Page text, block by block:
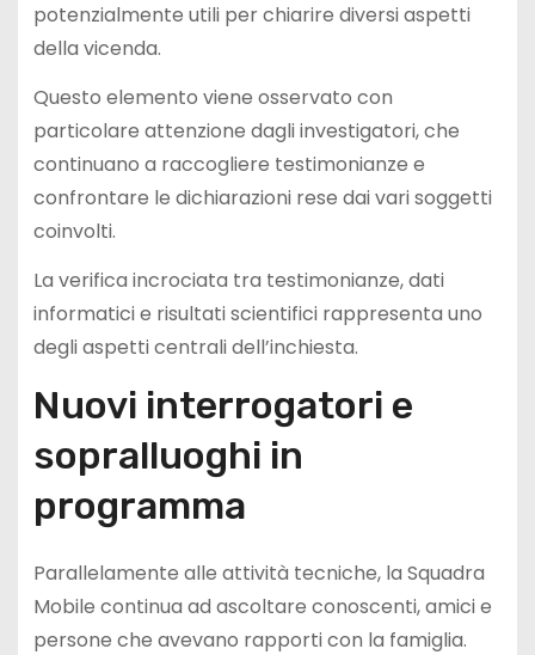
potenzialmente utili per chiarire diversi aspetti
della vicenda.
Questo elemento viene osservato con
particolare attenzione dagli investigatori, che
continuano a raccogliere testimonianze e
confrontare le dichiarazioni rese dai vari soggetti
coinvolti.
La verifica incrociata tra testimonianze, dati
informatici e risultati scientifici rappresenta uno
degli aspetti centrali dell’inchiesta.
Nuovi interrogatori e
sopralluoghi in
programma
Parallelamente alle attività tecniche, la Squadra
Mobile continua ad ascoltare conoscenti, amici e
persone che avevano rapporti con la famiglia.